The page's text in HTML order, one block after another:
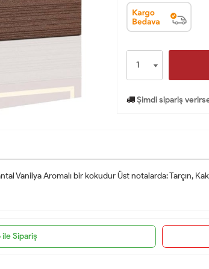
Şimdi sipariş
Vanilya Aromalı bir kokudur Üst notalarda: Tarçın,
Sipariş